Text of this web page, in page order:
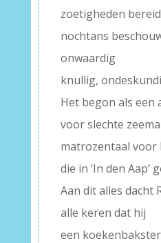
zoetigheden
nochtans
onwaardig
knullig,
Het begon als een
voor slechte
matrozentaal voor
die in ‘In den Aap’
Aan dit alles dacht
alle keren dat hij
een